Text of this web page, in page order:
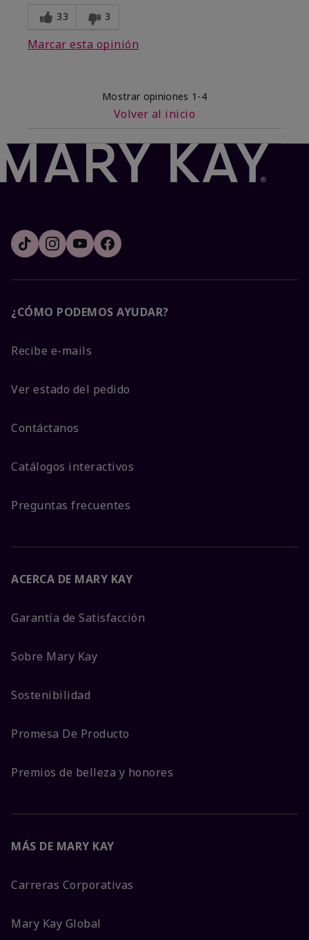
33 3
Marcar esta opinión
Mostrar opiniones 1-4
Volver al inicio
¿CÓMO PODEMOS AYUDAR?
Recibe e-mails
Ver estado del pedido
Contáctanos
Catálogos interactivos
Preguntas frecuentes
ACERCA DE MARY KAY
Garantía de Satisfacción
Sobre Mary Kay
Sostenibilidad
Promesa De Producto
Premios de belleza y honores
MÁS DE MARY KAY
Carreras Corporativas
Mary Kay Global